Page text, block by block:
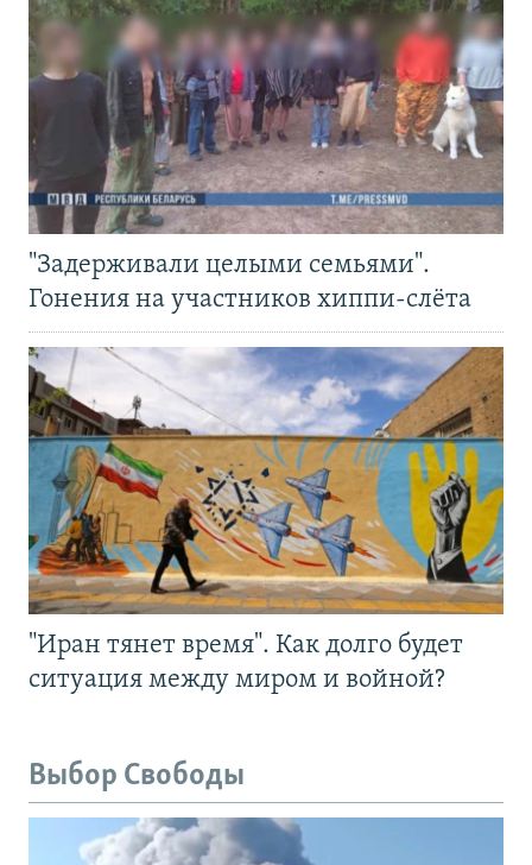
"Задерживали целыми семьями".
Гонения на участников хиппи-слёта
"Иран тянет время". Как долго будет
ситуация между миром и войной?
Выбор Свободы